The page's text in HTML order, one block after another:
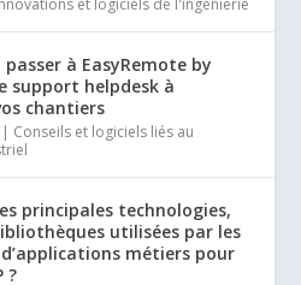
passer à EasyRemote by
support helpdesk à
chantiers
| Conseils et logiciels liés au
principales technologies,
utilisées par les
métiers pour
?